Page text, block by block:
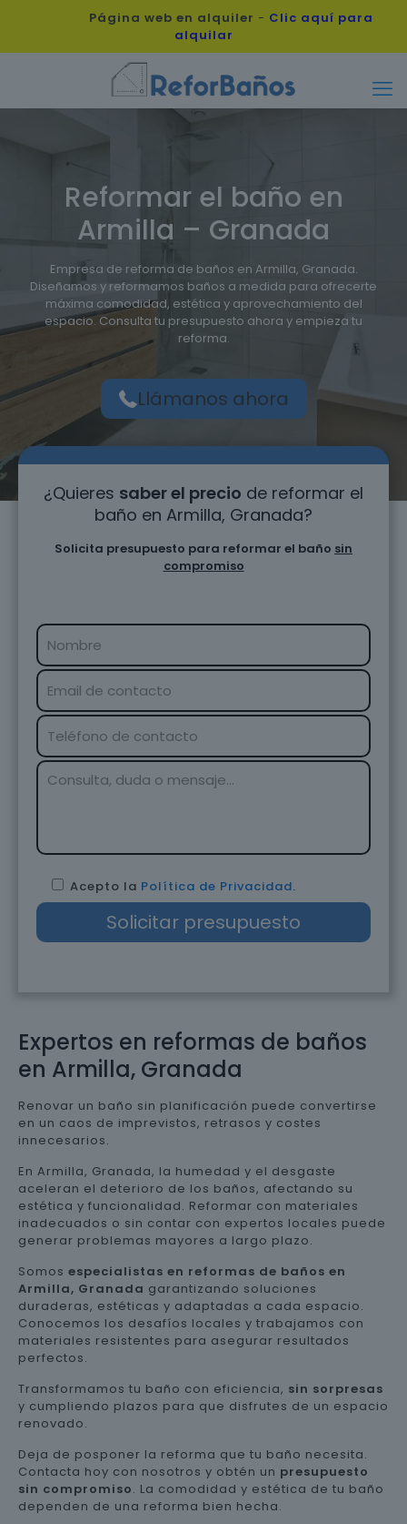
Página web en alquiler - Clic aquí para
alquilar
Reformar el baño en
Armilla – Granada
Empresa de reforma de baños en Armilla, Granada.
Diseñamos y reformamos baños a medida para ofrecerte
máxima comodidad, estética y aprovechamiento del
espacio. Consulta tu presupuesto ahora y empieza tu
reforma.
Llámanos ahora
Expertos en reformas de baños
en Armilla, Granada
Renovar un baño sin planificación puede convertirse
en un caos de imprevistos, retrasos y costes
innecesarios.
En Armilla, Granada, la humedad y el desgaste
aceleran el deterioro de los baños, afectando su
estética y funcionalidad. Reformar con materiales
inadecuados o sin contar con expertos locales puede
generar problemas mayores a largo plazo.
Somos especialistas en reformas de baños en
Armilla, Granada garantizando soluciones
duraderas, estéticas y adaptadas a cada espacio.
Conocemos los desafíos locales y trabajamos con
materiales resistentes para asegurar resultados
perfectos.
Transformamos tu baño con eficiencia, sin sorpresas
y cumpliendo plazos para que disfrutes de un espacio
renovado.
Deja de posponer la reforma que tu baño necesita.
Contacta hoy con nosotros y obtén un presupuesto
sin compromiso. La comodidad y estética de tu baño
dependen de una reforma bien hecha.
¿Quieres saber el precio de reformar el
baño en Armilla, Granada?
Solicita presupuesto para reformar el baño sin
compromiso
Acepto la Política de Privacidad.